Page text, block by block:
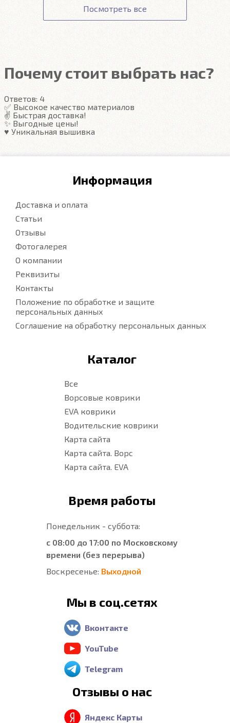
Точно повторяют пол
Передние ковры полностью закрывают место
Гарантия
Подробнее
вытряхиваются одним движением руки.
Посмотреть все
Почему стоит выбрать нас?
Ответов: 4
✅ Высокое качество материалов
✌️ Быстрая доставка!
✨ Выгодные цены!
♥️ Уникальная вышивка
Информация
Доставка и оплата
Статьи
Отзывы
Фотогалерея
О компании
Реквизиты
Контакты
Положение по обработке и защите
персональных данных
Соглашение на обработку персональных данных
Каталог
Все
Ворсовые коврики
EVA коврики
Водительские коврики
Карта сайта
Карта сайта. Ворс
Карта сайта. EVA
Время работы
Понедельник - суббота:
с 08:00 до 17:00 по Московскому
времени (без перерыва)
Воскресенье: Выходной
Мы в соц.сетях
Вконтакте
YouTube
Telegram
Отзывы о нас
Яндекс Карты